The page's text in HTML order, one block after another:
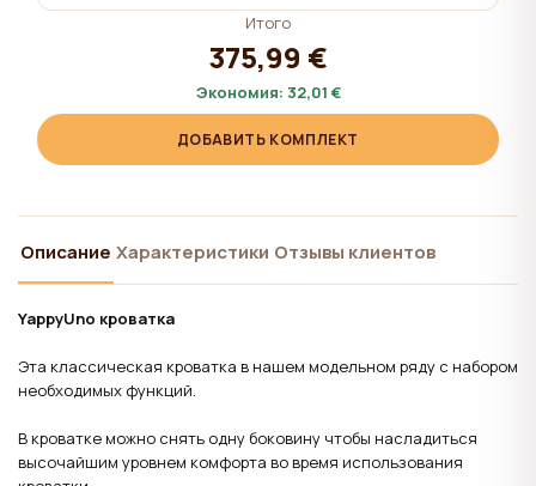
Итого
375,99 €
Экономия: 32,01 €
ДОБАВИТЬ КОМПЛЕКТ
Описание Характеристики Отзывы клиентов
YappyUno кроватка
Этa классическая кроватка в нашем модельном ряду с набором
необходимых функций.
В кроватке можно снять одну боковину чтобы насладиться
высочайшим уровнем комфорта во время использования